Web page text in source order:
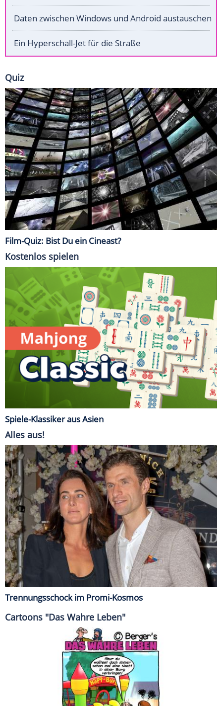
Daten zwischen Windows und Android austauschen
Ein Hyperschall-Jet für die Straße
Quiz
Film-Quiz: Bist Du ein Cineast?
Kostenlos spielen
Spiele-Klassiker aus Asien
Alles aus!
Trennungsschock im Promi-Kosmos
Cartoons "Das Wahre Leben"